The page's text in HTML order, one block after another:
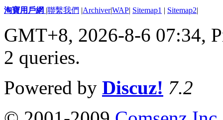
淘寶用戶網 |聯繫我們 |Archiver|WAP| Sitemap1 | Sitemap2|
GMT+8, 2026-8-6 07:34,
2 queries.
Powered by Discuz! 7.2